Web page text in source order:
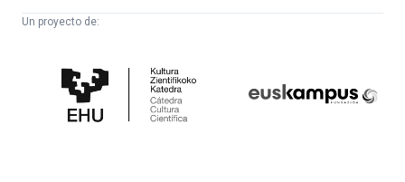
Un proyecto de:
Cultura
Científica